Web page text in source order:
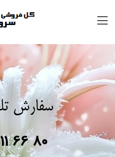
سفارش
66 80